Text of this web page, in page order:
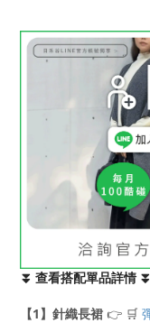
⏬ 查看搭配單品詳情 ⏬
【1】針織長裙 👉 🛒